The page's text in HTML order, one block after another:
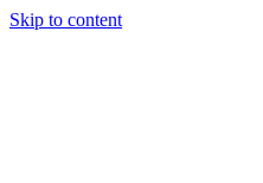
Skip to content